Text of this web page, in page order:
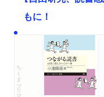
もに！
ちくまプリマー新書